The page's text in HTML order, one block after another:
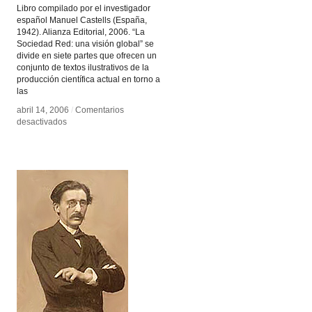
Libro compilado por el investigador
español Manuel Castells (España,
1942). Alianza Editorial, 2006. “La
Sociedad Red: una visión global” se
divide en siete partes que ofrecen un
conjunto de textos ilustrativos de la
producción científica actual en torno a
las
abril 14, 2006 / Comentarios
desactivadosen
abril 14, 2006 / Comentarios
desactivadosen